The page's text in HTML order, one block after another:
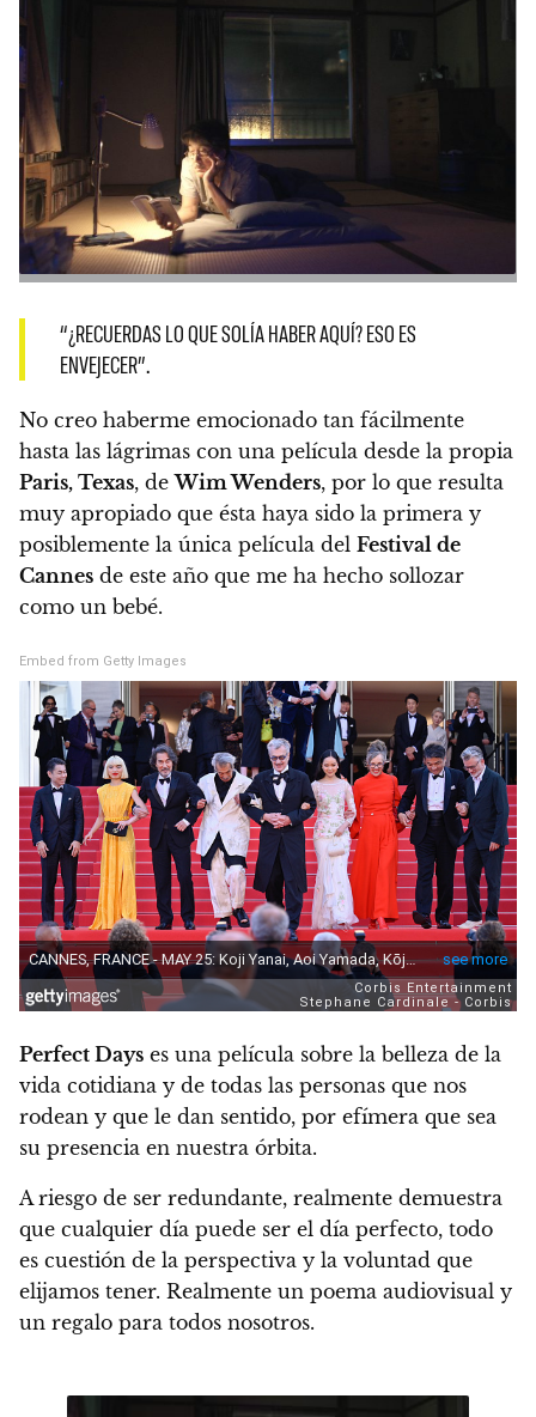
“¿RECUERDAS LO QUE SOLÍA HABER AQUÍ? ESO ES
ENVEJECER”.
No creo haberme emocionado tan fácilmente
hasta las lágrimas con una película desde la propia
Paris, Texas, deWim Wenders, por lo que resulta
muy apropiado que ésta haya sido la primera y
posiblemente la única película del Festival de
Cannes de este año que me ha hecho sollozar
como un bebé.
Embed from Getty Images
Perfect Days es una película sobre la belleza de la
vida cotidiana y de todas las personas que nos
rodean y que le dan sentido, por efímera que sea
su presencia en nuestra órbita.
A riesgo de ser redundante, realmente demuestra
que cualquier día puede ser el día perfecto, todo
es cuestión de la perspectiva y la voluntad que
elijamos tener. Realmente un poema audiovisual y
un regalo para todos nosotros.